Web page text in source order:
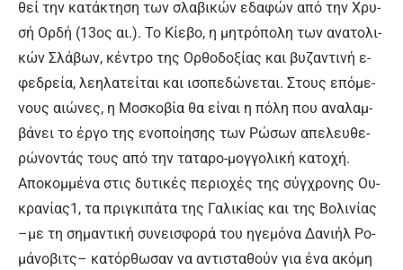
θεί την κα­τά­κτη­ση των σλα­βι­κών ε­δα­φών α­πό την Χρυ­
σή Ορ­δή (13ος αι.). Το Κί­ε­βο, η μη­τρό­πο­λη των α­να­το­λι­
κών Σλά­βων, κέ­ντρο της Ορ­θο­δο­ξί­ας και βυ­ζα­ντι­νή ε­
φε­δρεί­α, λε­η­λα­τεί­ται και ι­σο­πε­δώ­νε­ται. Στους ε­πό­με­
νους αιώ­νες, η Μο­σκο­βί­α θα εί­ναι η πό­λη που α­να­λαμ­
βά­νει το έρ­γο της ε­νο­ποί­η­σης των Ρώ­σων α­πε­λευ­θε­
ρώ­νο­ντάς τους α­πό την τα­τα­ρο-μογ­γο­λι­κή κα­το­χή.
Α­πο­κομ­μέ­να στις δυ­τι­κές πε­ριο­χές της σύγ­χρο­νης Ου­
κρα­νί­ας1, τα πρι­γκι­πά­τα της Γα­λι­κί­ας και της Βο­λι­νί­ας
–με τη ση­μα­ντι­κή συ­νει­σφο­ρά του η­γε­μό­να Δα­νι­ήλ Ρο­
μά­νο­βιτ­ς– κα­τόρ­θω­σαν να α­ντι­στα­θούν για έ­να α­κό­μη